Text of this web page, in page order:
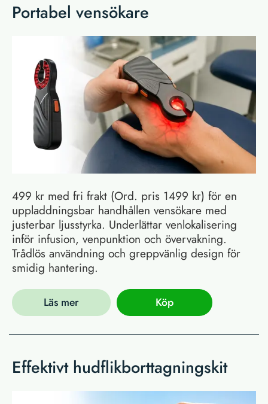
Portabel vensökare
499 kr med fri frakt (Ord. pris 1499 kr) för en
uppladdningsbar handhållen vensökare med
justerbar ljusstyrka. Underlättar venlokalisering
inför infusion, venpunktion och övervakning.
Trådlös användning och greppvänlig design för
smidig hantering.
Läs mer Köp
Effektivt hudflikborttagningskit